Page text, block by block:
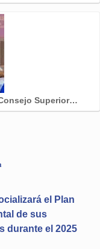
Superior…
el Plan
de sus
durante el 2025